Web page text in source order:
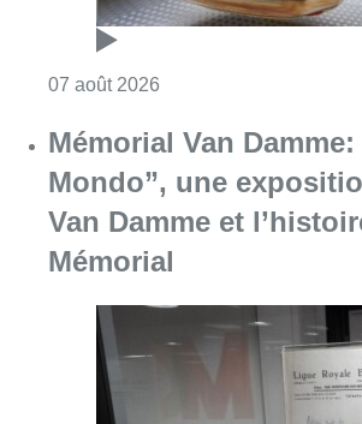
07 août 2026
Mémorial Van
Mondo”, une
Van Damme et
Mémorial